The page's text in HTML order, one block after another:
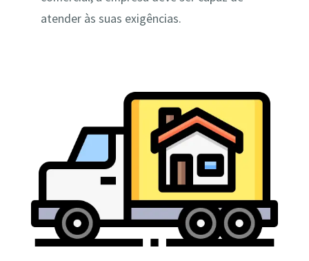
atender às suas exigências.